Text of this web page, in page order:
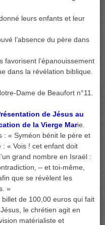
leurs enfants et leur
l’absence du père dans
favorisent l’épanouissement
dans la révélation biblique.
Dame de Beaufort n°11.
de Jésus au
de la Vierge Marie.
: « Syméon bénit le père et
« Vois ! cet enfant doit
grand nombre en Israël :
– et toi-même,
que se révèlent les
»
de 100,00 euros qui fait
le chrétien agit en
matérialiste et